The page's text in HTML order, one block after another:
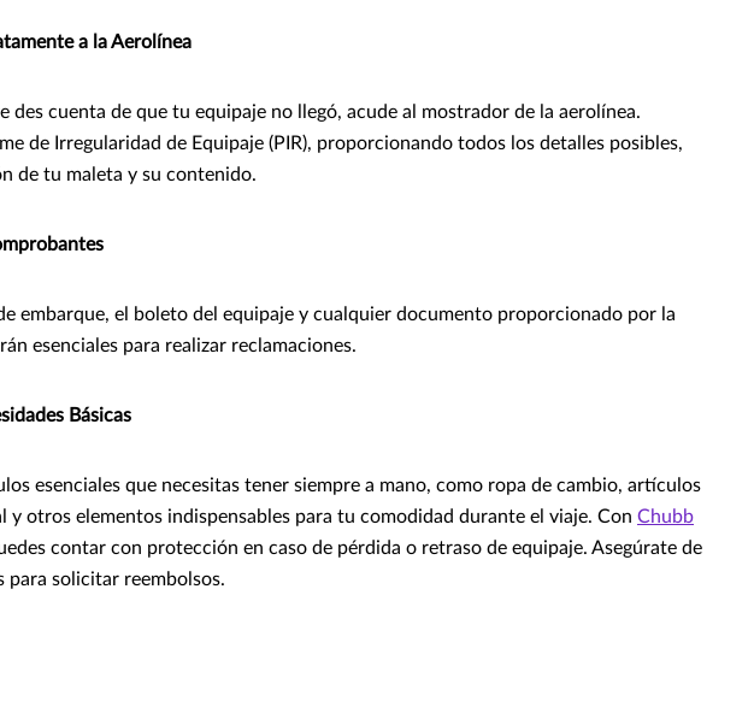
a la Aerolínea
des cuenta de que tu equipaje no llegó, acude al mostrador de la aerolínea.
de Irregularidad de Equipaje (PIR), proporcionando todos los detalles posibles,
de tu maleta y su contenido.
embarque, el boleto del equipaje y cualquier documento proporcionado por la
esenciales para realizar reclamaciones.
Básicas
esenciales que necesitas tener siempre a mano, como ropa de cambio, artículos
y otros elementos indispensables para tu comodidad durante el viaje. Con Chubb
contar con protección en caso de pérdida o retraso de equipaje. Asegúrate de
para solicitar reembolsos.